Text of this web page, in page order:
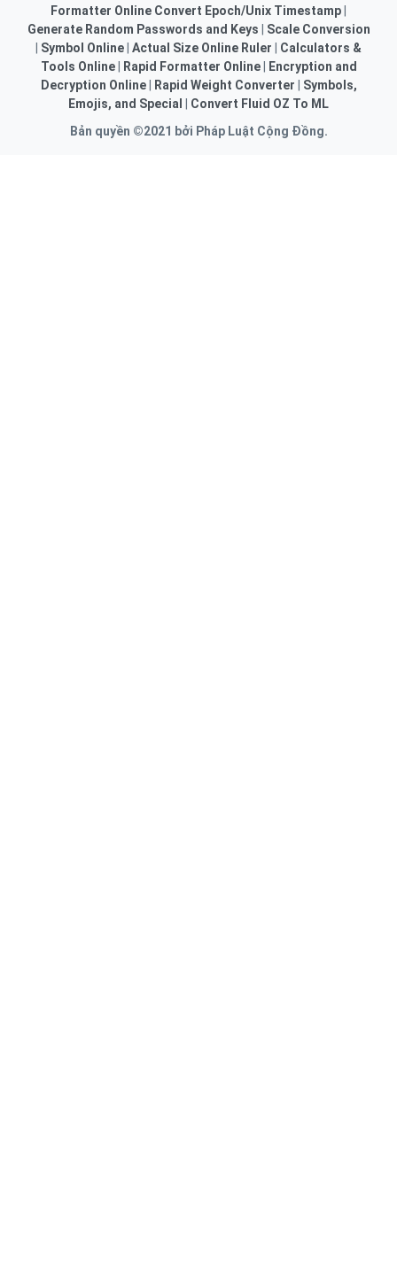
Formatter Online Convert Epoch/Unix Timestamp
Generate Random Passwords and Keys
Scale Conversion
Symbol Online Actual Size Online Ruler
Calculators &
Tools Online| Rapid Formatter Online|
Encryption and
Decryption Online| Rapid Weight Converter
Symbols,
Emojis, and Special
Convert Fluid OZ To ML
Bản quyền ©2021 bởi Pháp Luật Cộng Đồng.